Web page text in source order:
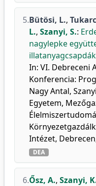
5.Bütösi, L.,
L., Szanyi, S.:
nagylepke
In: VI. Debreceni
Konferencia:
Nagy Antal,
Egyetem,
Intézet,
DEA
6.Ősz, A., Szanyi,